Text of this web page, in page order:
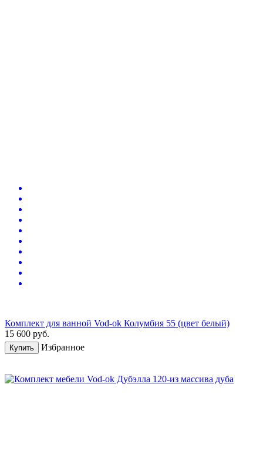
Комплект для ванной Vod-ok Колумбия 55 (цвет белый)
15 600 руб.
Купить Избранное